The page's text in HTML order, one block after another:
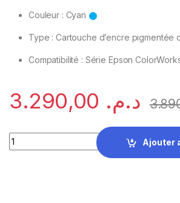
Couleur : Cyan
Type : Cartouche d’encre pigmentée
Compatibilité : Série Epson
د.م.
Cartouche d’encre Cyan Epson
Ajouter